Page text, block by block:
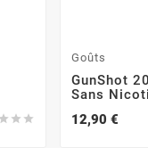
 
Goûts
GunShot
Sans
12,90 €